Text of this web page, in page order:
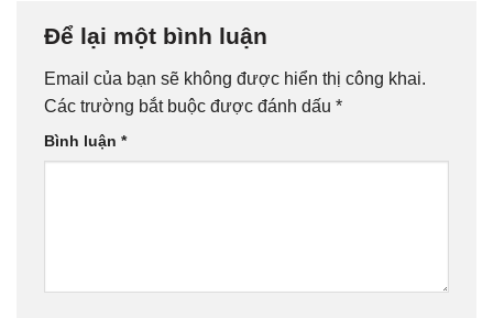
Để lại một bình luận
Email của bạn sẽ không được hiển thị công khai.
Các trường bắt buộc được đánh dấu *
Bình luận *